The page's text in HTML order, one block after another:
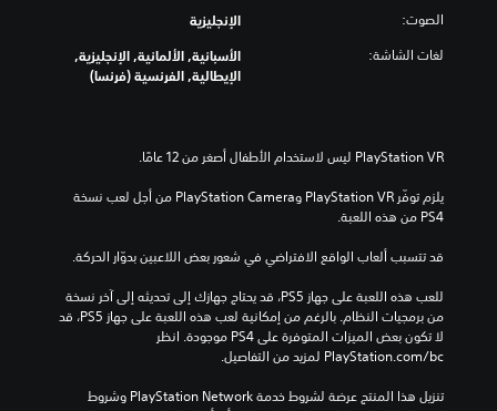
الصوت: الإنجليزية
لغات الشاشة:
الأسبانية, الألمانية, الإنجليزية,
الإيطالية, الفرنسية (فرنسا)
PS4 من هذه اللعبة.
قد تتسبب ألعاب الواقع الافتراضي في شعور بعض اللاعبين بدوّار الحركة.
‎PlayStation.com/bc لمزيد من التفاصيل.